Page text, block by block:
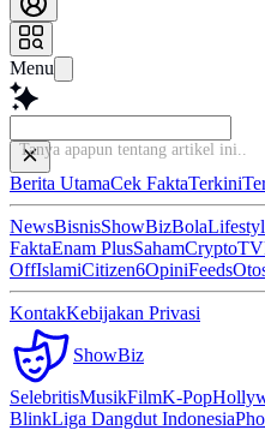
Menu
Tanya apapun tentang art
Berita UtamaCek FaktaTerkini
NewsBisnisShowBizBola
FaktaEnam PlusSahamCryptoTV
OffIslamiCitizen6OpiniFeeds
KontakKebijakan Privasi
ShowBiz
SelebritisMusikFilmK-Pop
BlinkLiga Dangdut Indonesia